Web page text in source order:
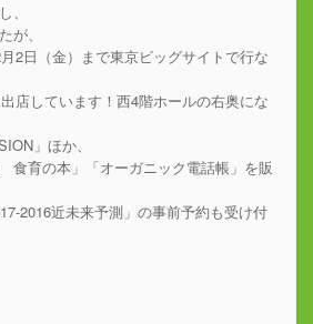
、
が、
2日（金）まで東京ビッグサイトで行な
店しています！西4階ホールの右奥にな
」ほか、
食育の本」「オーガニック電話帳」を販
2016近未来予測」の事前予約も受け付